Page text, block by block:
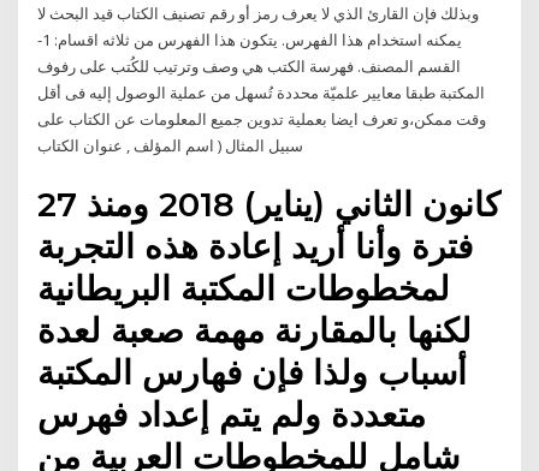
وبذلك فإن القارئ الذي لا يعرف رمز أو رقم تصنيف الكتاب قيد البحث لا
يمكنه استخدام هذا الفهرس. يتكون هذا الفهرس من ثلاثه اقسام: 1-
القسم المصنف. فهرسة الكتب هي وصف وترتيب للكُتب على رفوف
المكتبة طبقا معايير علميّة محددة تُسهل من عملية الوصول إليه فى أقل
وقت ممكن،و تعرف ايضا بعملية تدوين جميع المعلومات عن الكتاب على
سبيل المثال ( اسم المؤلف , عنوان الكتاب
27 كانون الثاني (يناير) 2018 ومنذ
فترة وأنا أريد إعادة هذه التجربة
لمخطوطات المكتبة البريطانية
لكنها بالمقارنة مهمة صعبة لعدة
أسباب ولذا فإن فهارس المكتبة
متعددة ولم يتم إعداد فهرس
شامل للمخطوطات العربية من